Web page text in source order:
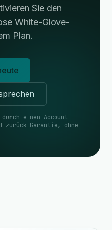
Sie den
White-Glove-
Plan.
einen Account-
zurück-Garantie, ohne